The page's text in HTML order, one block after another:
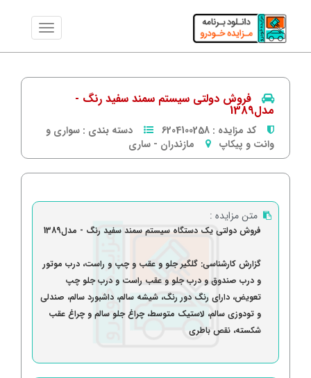
فروش دولتی سیستم سمند سفید رنگ -
مدل1389
کد مزایده : 6204100258 دسته بندی : سواری و
وانت و پیکاپ
مازندران - ساری
متن مزایده :
فروش دولتی یک دستگاه سیستم سمند سفید رنگ - مدل1389
گزارش کارشناسی: گلگیر جلو و عقب و چپ و راست، درب موتور
و درب صندوق و درب جلو و عقب راست و درب جلو چپ
تعویض، دارای رنگ دور رنگ، شیشه سالم، داشبورد سالم، صندلی
و تودوزی سالم، لاستیک متوسط، چراغ جلو سالم و چراغ عقب
شکسته، نقص باطری